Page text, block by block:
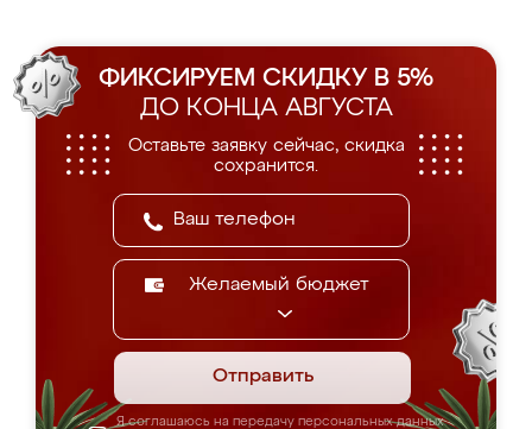
ФИКСИРУЕМ СКИДКУ В 5%
ДО КОНЦА АВГУСТА
Оставьте заявку сейчас, скидка
сохранится.
Желаемый бюджет
Отправить
Я соглашаюсь на передачу персональных данных